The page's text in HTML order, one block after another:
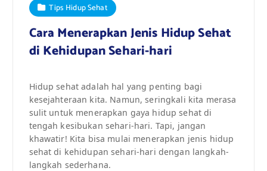
Tips Hidup Sehat
Cara Menerapkan Jenis Hidup Sehat
di Kehidupan Sehari-hari
Hidup sehat adalah hal yang penting bagi
kesejahteraan kita. Namun, seringkali kita merasa
sulit untuk menerapkan gaya hidup sehat di
tengah kesibukan sehari-hari. Tapi, jangan
khawatir! Kita bisa mulai menerapkan jenis hidup
sehat di kehidupan sehari-hari dengan langkah-
langkah sederhana.